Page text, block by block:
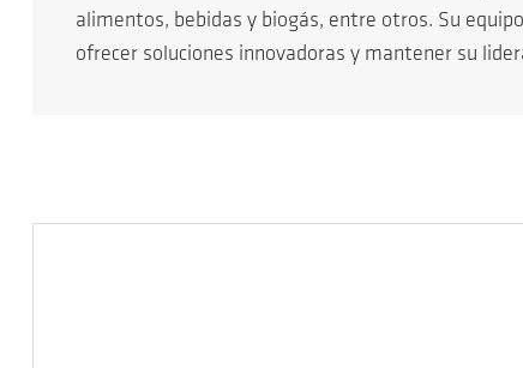
alimentos, bebidas y biogás, entre otros. Su
ofrecer soluciones innovadoras y mantener su